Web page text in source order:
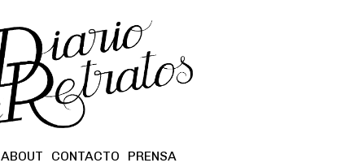
ABOUT CONTACTO PRENSA